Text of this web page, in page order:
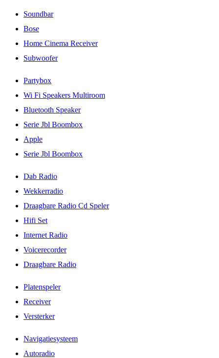
Soundbar
Bose
Home Cinema Receiver
Subwoofer
Partybox
Wi Fi Speakers Multiroom
Bluetooth Speaker
Serie Jbl Boombox
Apple
Serie Jbl Boombox
Dab Radio
Wekkerradio
Draagbare Radio Cd Speler
Hifi Set
Internet Radio
Voicerecorder
Draagbare Radio
Platenspeler
Receiver
Versterker
Navigatiesysteem
Autoradio